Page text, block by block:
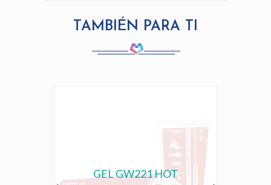
TAMBIÉN PARA TI
GEL GW221 HOT